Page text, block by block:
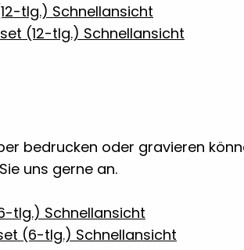
Schnellansicht
Schnellansicht
bedrucken oder gravieren
uns gerne an.
Schnellansicht
Schnellansicht